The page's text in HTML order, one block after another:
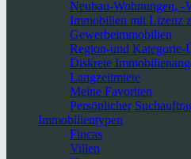
Neubau-Wohnungen, -
Immobilien mit Lizenz
Gewerbeimmobilien
Region-und Kategorie-
Diskrete
Langzeitmiete
Meine Favoriten
Persönlicher
Immobilientypen
Fincas
Villen